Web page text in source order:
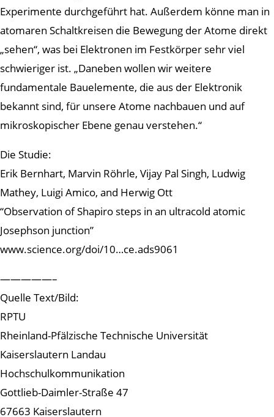
Experimente durchgeführt hat. Außerdem könne man in
atomaren Schaltkreisen die Bewegung der Atome direkt
„sehen“, was bei Elektronen im Festkörper sehr viel
schwieriger ist. „Daneben wollen wir weitere
fundamentale Bauelemente, die aus der Elektronik
bekannt sind, für unsere Atome nachbauen und auf
mikroskopischer Ebene genau verstehen.“
Die Studie:
Erik Bernhart, Marvin Röhrle, Vijay Pal Singh, Ludwig
Mathey, Luigi Amico, and Herwig Ott
“Observation of Shapiro steps in an ultracold atomic
Josephson junction”
www.science.org/doi/10…ce.ads9061
—————–
Quelle Text/Bild:
RPTU
Rheinland-Pfälzische Technische Universität
Kaiserslautern Landau
Hochschulkommunikation
Gottlieb-Daimler-Straße 47
67663 Kaiserslautern